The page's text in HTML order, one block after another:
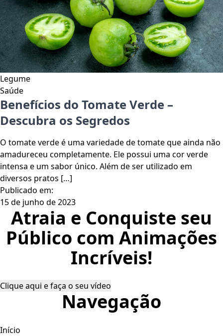
Legume
Saúde
Benefícios do Tomate Verde –
Descubra os Segredos
O tomate verde é uma variedade de tomate que ainda não
amadureceu completamente. Ele possui uma cor verde
intensa e um sabor único. Além de ser utilizado em
diversos pratos […]
Publicado em:
15 de junho de 2023
Atraia e Conquiste seu
Público com Animações
Incríveis!
Clique aqui e faça o seu vídeo
Navegação
Início